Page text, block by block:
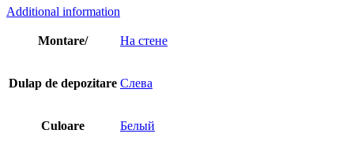
Additional information
Montare/ На стене
Dulap de depozitare Слева
Culoare Белый